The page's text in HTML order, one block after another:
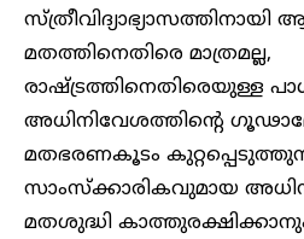
സ്ത്രീവിദ്യാഭ്യാസത്തിനായി
മതത്തിനെതിരെ മാത്രമല്ല,
രാഷ്ട്രത്തിനെതിരെയുള്ള
അധിനിവേശത്തിന്റെ
മതഭരണകൂടം
സാംസ്ക്കാരികവുമായ
മതശുദ്ധി കാത്തുരക്ഷിക്കാനും